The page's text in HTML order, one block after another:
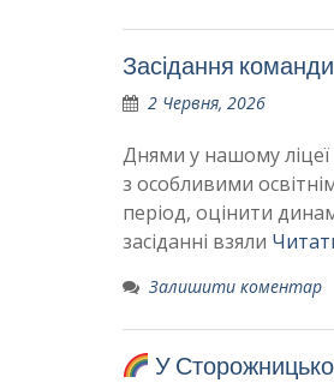
Засідання
2 Червня, 2026
Днями у нашому ліцеї
з особливими
період, оцінити
засіданні взяли
Залишити коментар
У